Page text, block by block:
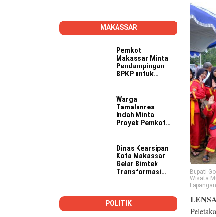
Kompeten,
Kreatif, dan Siap
Wujudkan
Ketahanan
MAKASSAR
Pemkot
Makassar Minta
Pendampingan
BPKP untuk
PSEL Sesuai
Regulasi
Warga
Tamalanrea
Indah Minta
Proyek Pemkot
Transparan,
Musyawarah
Berakhir dengan
Kesepakatan
Dinas Kearsipan
Kota Makassar
Gelar Bimtek
Transformasi
Yogyakarta
POLITIK
Bupati
Wisata